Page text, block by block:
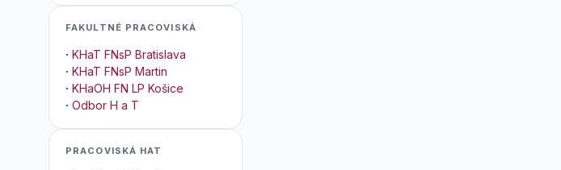
FAKULTNÉ PRACOVISKÁ
· KHaT FNsP Bratislava
· KHaT FNsP Martin
· KHaOH FN LP Košice
· Odbor H a T
PRACOVISKÁ HAT